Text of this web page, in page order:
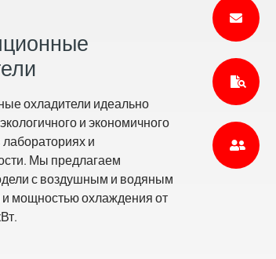
охладители идеально
и экономичного
и
Мы предлагаем
с воздушным и водяным
мощностью охлаждения от